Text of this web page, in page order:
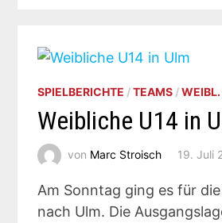
SPIELBERICHTE /TEAMS/WEIBL.
Weibliche U14 in
von Marc Stroisch 19. Juli
Am Sonntag ging es für
nach Ulm. Die